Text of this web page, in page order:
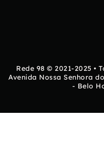
Rede 98 © 2021-2025 •
Avenida Nossa Senhora
- Belo